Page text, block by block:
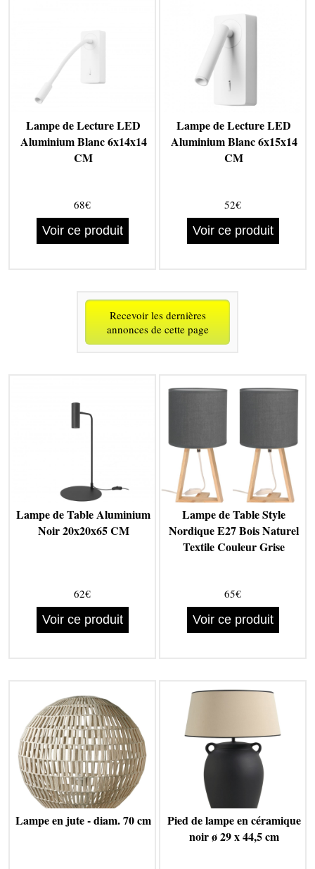
Lampe de Lecture LED
Aluminium Blanc 6x14x14
CM
68€
Voir ce produit
Lampe de Lecture LED
Aluminium Blanc 6x15x14
CM
52€
Voir ce produit
Recevoir les dernières
annonces de cette page
Lampe de Table Aluminium
Noir 20x20x65 CM
62€
Voir ce produit
Lampe de Table Style
Nordique E27 Bois Naturel
Textile Couleur Grise
65€
Voir ce produit
Lampe en jute - diam. 70 cm
Pied de lampe en céramique
noir ø 29 x 44,5 cm